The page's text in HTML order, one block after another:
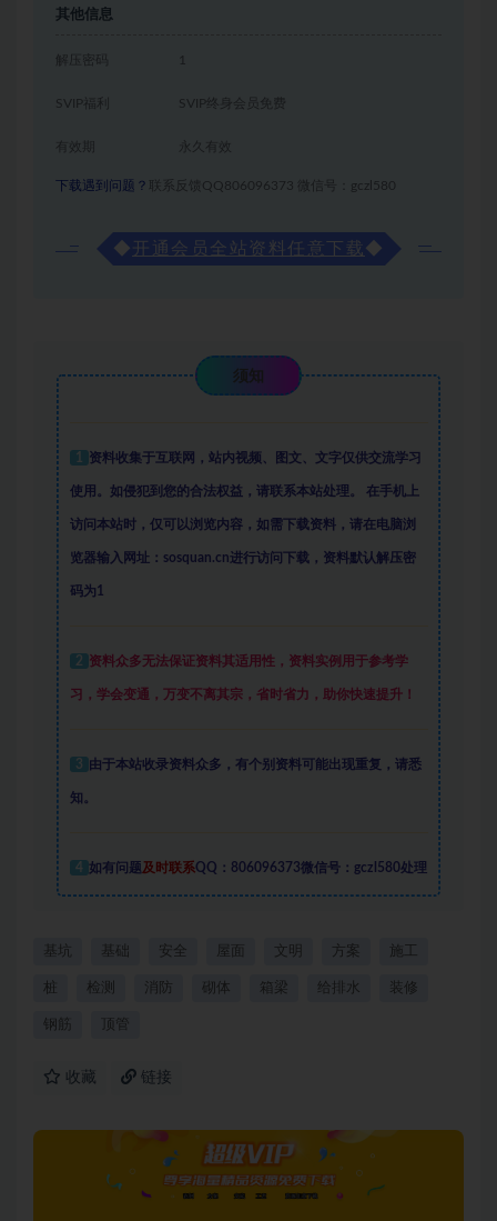
其他信息
1
SVIP福利 SVIP终身会员免费
有效期 永久有效
下载遇到问题？ 联系反馈QQ806096373 微信号：gczl580
◆ 开通会员全站资料任意下载◆
须知
1 资料收集于互联网 ， 站内视频、图文、文字仅供交流学习
使用。如侵犯到您的合法权益，请联系本站处理。 在手机上
访问本站时，仅可以浏览内容，如需下载资料，请在电脑浏
览器输入网址：sosquan.cn进行访问下载， 资料默认解压密
码为1
2 资料众多无法保证资料其适用性，资料实例 用于参考学
习，学会变通，万变不离其宗，省时省力，助你快速提升！
3 由于本站收录资料众多，有个别资料可能出现重复，请悉
知。
4 如有问题及时联系QQ：806096373微信号：gczl580处理
基坑 基础 安全 屋面 文明 方案 施工
桩 检测 消防 砌体 箱梁 给排水 装修
钢筋 顶管
收藏 链接